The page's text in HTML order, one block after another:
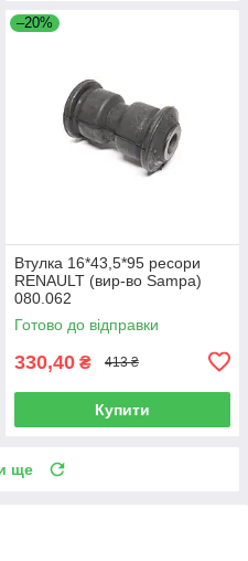
–20%
Втулка 16*43,5*95 ресори
RENAULT (вир-во Sampa)
080.062
Готово до відправки
330,40 ₴ 413 ₴
Купити
ще